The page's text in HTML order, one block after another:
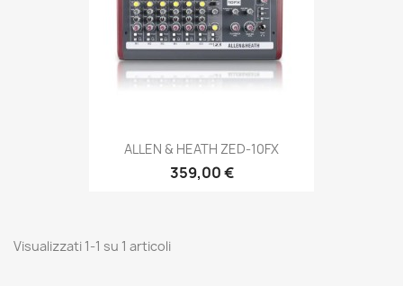
ALLEN & HEATH ZED-10FX
359,00 €
Visualizzati 1-1 su 1 articoli